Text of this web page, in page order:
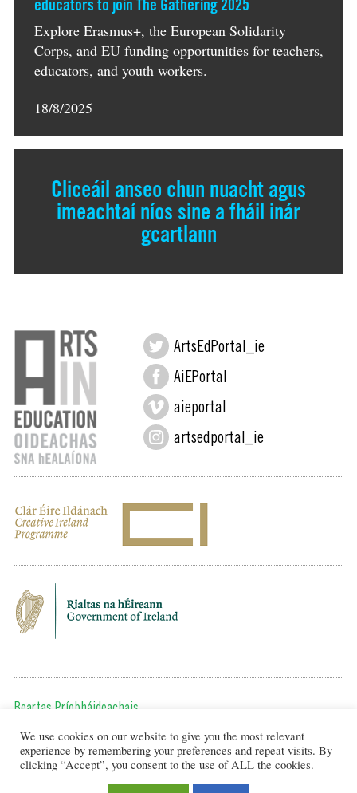
educators to join The Gathering 2025
Explore Erasmus+, the European Solidarity
Corps, and EU funding opportunities for teachers,
educators, and youth workers.
18/8/2025
Cliceáil anseo chun nuacht agus
imeachtaí níos sine a fháil inár
gcartlann
ArtsEdPortal_ie
AiEPortal
aieportal
artsedportal_ie
Beartas Príobháideachais
Chun teagmháil a dhéanamh, cuir ríomhphost chugainn ag:
editor@artsineducation.ie
We use cookies on our website to give you the most relevant
experience by remembering your preferences and repeat visits. By
clicking “Accept”, you consent to the use of ALL the cookies.